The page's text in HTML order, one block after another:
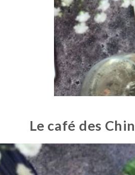
Le café des